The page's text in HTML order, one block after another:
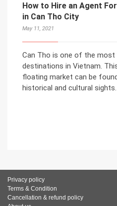
How to Hire an Agent
in Can Tho City
May 11, 2021
Can Tho is one of the
destinations in Vietnam.
floating market can be
historical and cultural sights.
Privacy policy
Terms & Condition
Cancellation & refund policy